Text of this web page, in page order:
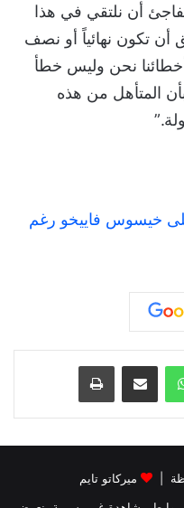
أن نلتقي في هذا
أن تكون نهائياً أو نصف
نحن وليس خطأ
بأن المتأهل من هذه
خيسوس فاييخو رغم
واتساب
ميركاتو تايم